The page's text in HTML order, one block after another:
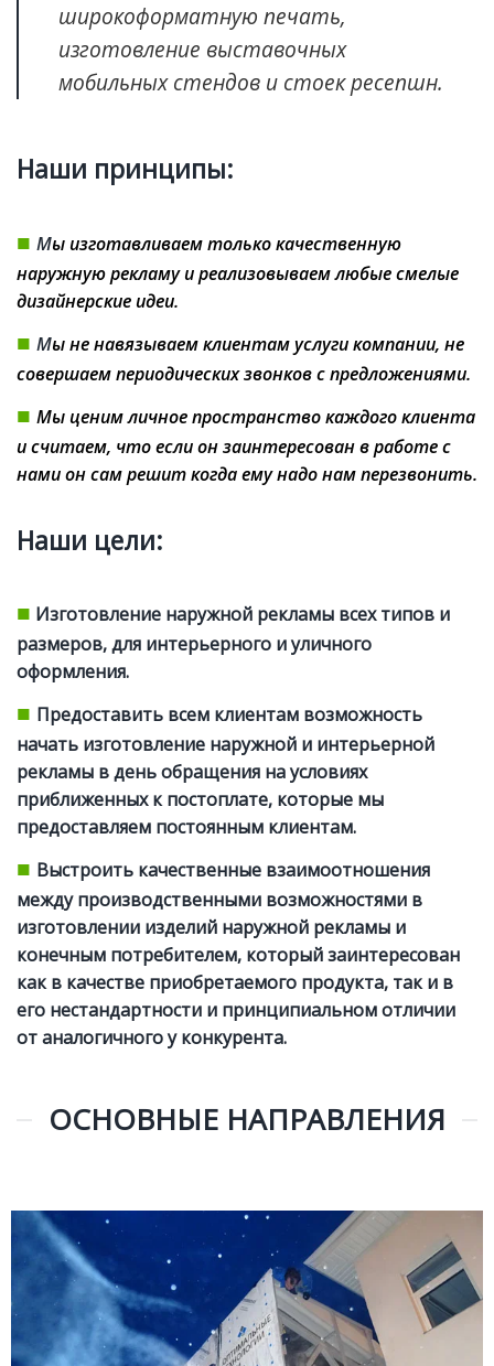
широкоформатную печать,
изготовление выставочных
мобильных стендов и стоек ресепшн.
Наши принципы:
■ Мы изготавливаем только качественную
наружную рекламу и реализовываем любые смелые
дизайнерские идеи.
■ Мы не навязываем клиентам услуги компании, не
совершаем периодических звонков с предложениями.
■ Мы ценим личное пространство каждого клиента
и считаем, что если он заинтересован в работе с
нами он сам решит когда ему надо нам перезвонить.
Наши цели:
■ Изготовление наружной рекламы всех типов и
размеров, для интерьерного и уличного
оформления.
■ Предоставить всем клиентам возможность
начать изготовление наружной и интерьерной
рекламы в день обращения на условиях
приближенных к постоплате, которые мы
предоставляем постоянным клиентам.
■ Выстроить качественные взаимоотношения
между производственными возможностями в
изготовлении изделий наружной рекламы и
конечным потребителем, который заинтересован
как в качестве приобретаемого продукта, так и в
его нестандартности и принципиальном отличии
от аналогичного у конкурента.
ОСНОВНЫЕ НАПРАВЛЕНИЯ
НАРУЖНАЯ РЕКЛАМА
Подробней